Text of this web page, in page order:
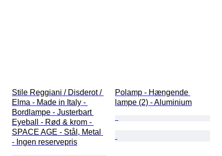
Stile Reggiani / Disderot /
Elma - Made in Italy -
Bordlampe - Justerbart
Eyeball - Rød & krom -
SPACE AGE - Stål, Metal
- Ingen reservepris
Polamp - Hængende
lampe (2) - Aluminium